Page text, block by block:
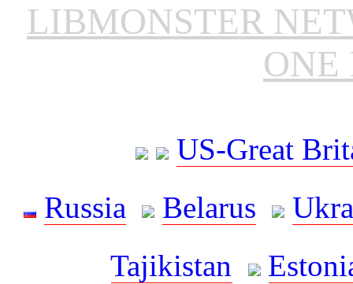
LIBMONSTER
ONE
US-Great
Russia
Belarus
Tajikistan